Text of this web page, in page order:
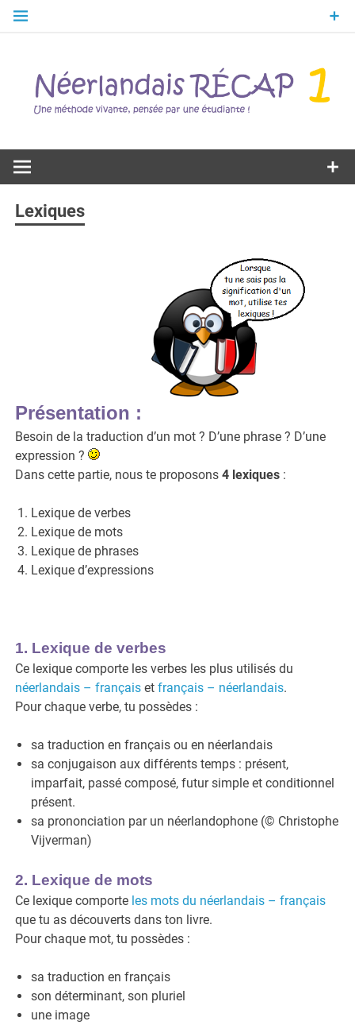
Skip
Néerlandais
RÉCAP 1
Lexiques
Présentation :
Besoin de la traduction d’un mot ? D’une phrase ? D’une
expression ?
Dans cette partie, nous te proposons4 lexiques :
Lexique de verbes
Lexique de mots
Lexique de phrases
Lexique d’expressions
1. Lexique de verbes
Ce lexique comporte les verbes les plus utilisés du
néerlandais – français etfrançais – néerlandais.
Pour chaque verbe, tu possèdes :
sa traduction en français ou en néerlandais
sa conjugaison aux différents temps : présent,
imparfait, passé composé, futur simple et conditionnel
présent.
sa prononciation par un néerlandophone (© Christophe
Vijverman)
2. Lexique de mots
Ce lexique comporte les mots du néerlandais – français
que tu as découverts dans ton livre.
Pour chaque mot, tu possèdes :
sa traduction en français
son déterminant, son pluriel
une image